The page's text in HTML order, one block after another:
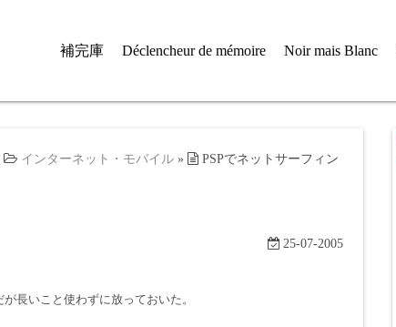
補完庫 Déclencheur de mémoire Noir mais Blanc
インターネット・モバイル » PSPでネットサーフィン
25-07-2005
長いこと使わずに放っておいた。